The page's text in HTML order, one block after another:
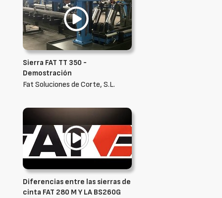
Sierra FAT TT 350 -
Demostración
Fat Soluciones de Corte, S.L.
Diferencias entre las sierras de
cinta FAT 280 M Y LA BS260G